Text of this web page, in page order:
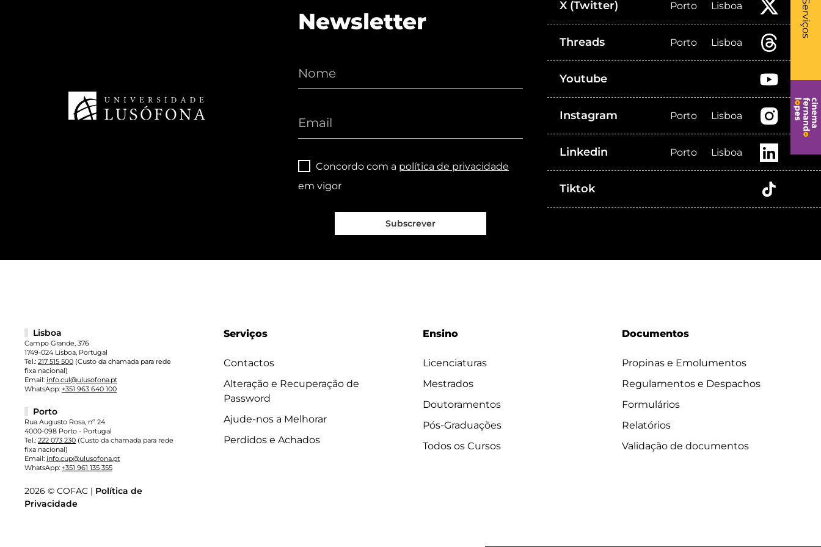
Serviços
-
Newsletter
Concordo com a política de privacidade
em vigor
Subscrever
X (Twitter) Porto Lisboa
Threads Porto Lisboa
Youtube
Instagram Porto Lisboa
Linkedin Porto Lisboa
Tiktok
Serviços
Contactos
Alteração e Recuperação de
Password
Ajude-nos a Melhorar
Perdidos e Achados
Ensino
Licenciaturas
Mestrados
Doutoramentos
Pós-Graduações
Todos os Cursos
Documentos
Propinas e Emolumentos
Regulamentos e Despachos
Formulários
Relatórios
Validação de documentos
Lisboa
Campo Grande, 376
1749-024 Lisboa, Portugal
Tel.: 217 515 500 (Custo da chamada para rede
fixa nacional)
Email: info.cul@ulusofona.pt
WhatsApp: +351 963 640 100
Porto
Rua Augusto Rosa, nº 24
4000-098 Porto - Portugal
Tel.: 222 073 230 (Custo da chamada para rede
fixa nacional)
Email: info.cup@ulusofona.pt
WhatsApp: +351 961 135 355
2026 © COFAC | Política de
Privacidade